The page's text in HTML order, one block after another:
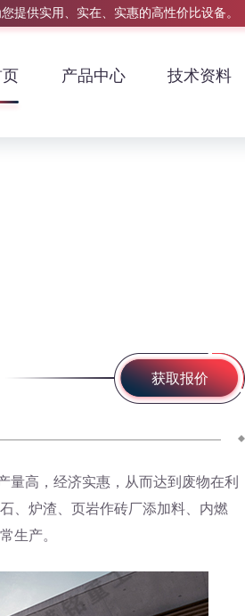
提供实用、实在、实惠的高性价比设备。
产品中心 技术资料
获取报价
量高，经济实惠，从而达到废物在利
、炉渣、页岩作砖厂添加料、内燃
生产。